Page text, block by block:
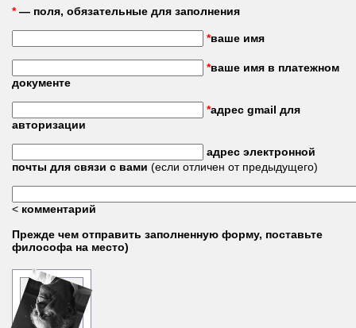
*— поля, обязательные для заполнения
*ваше имя
*ваше имя в платежном
документе
*адрес gmail для
авторизации
адрес электронной
почты для связи с вами (если отличен от предыдущего)
< комментарий
Прежде чем отправить заполненную форму, поставьте
философа на место)